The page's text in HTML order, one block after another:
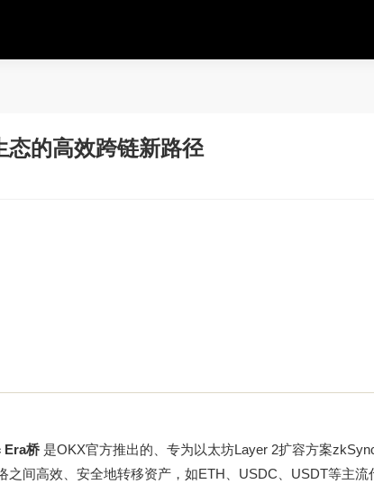
的高效跨链新路径
Era桥是OKX官方推出的、专为以太坊Layer 2扩容方案
间高效、安全地转移资产，如ETH、USDC、USDT等主流